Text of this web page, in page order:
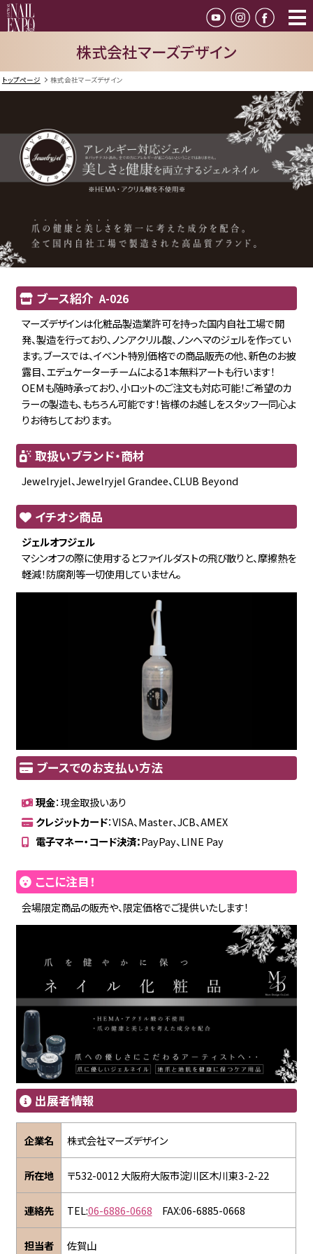
株式会社マーズデザイン
トップページ 株式会社マーズデザイン
ブース紹介 A-026
マーズデザインは化粧品製造業許可を持った国内自社工場で開
発、製造を行っており、ノンアクリル酸、ノンヘマのジェルを作ってい
ます。ブースでは、イベント特別価格での商品販売の他、新色のお披
露目、エデュケーターチームによる1本無料アートも行います！
OEMも随時承っており、小ロットのご注文も対応可能！ご希望のカ
ラーの製造も、もちろん可能です！皆様のお越しをスタッフ一同心よ
りお待ちしております。
取扱いブランド・商材
Jewelryjel、Jewelryjel Grandee、CLUB Beyond
イチオシ商品
ジェルオフジェル
マシンオフの際に使用するとファイルダストの飛び散りと、摩擦熱を
軽減！防腐剤等一切使用していません。
ブースでのお支払い方法
現金：現金取扱いあり
クレジットカード：VISA、Master、JCB、AMEX
電子マネー・コード決済：PayPay、LINE Pay
ここに注目！
会場限定商品の販売や、限定価格でご提供いたします！
出展者情報
企業名 株式会社マーズデザイン
所在地 〒532-0012 大阪府大阪市淀川区木川東3-2-22
連絡先 TEL:06-6886-0668 FAX:06-6885-0668
担当者 佐賀山